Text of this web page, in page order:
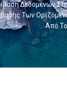
Δεδομένων
Των
Από